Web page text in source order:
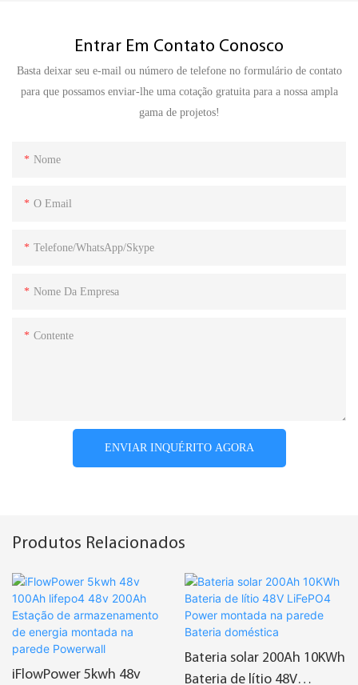
Entrar Em Contato Conosco
Basta deixar seu e-mail ou número de telefone no formulário de contato
para que possamos enviar-lhe uma cotação gratuita para a nossa ampla
gama de projetos!
Nome
O Email
Telefone/WhatsApp/Skype
Nome Da Empresa
Contente
ENVIAR INQUÉRITO AGORA
Produtos Relacionados
iFlowPower 5kwh 48v
Bateria solar 200Ah 10KWh
Bateria de lítio 48V